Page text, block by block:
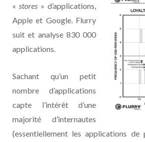
« stores » d’applications,
Apple et Google. Flurry
suit et analyse 830 000
applications.
Sachant qu’un petit
nombre d’applications
capte l’intérêt d’une
majorité d’internautes
(essentiellement les applications de